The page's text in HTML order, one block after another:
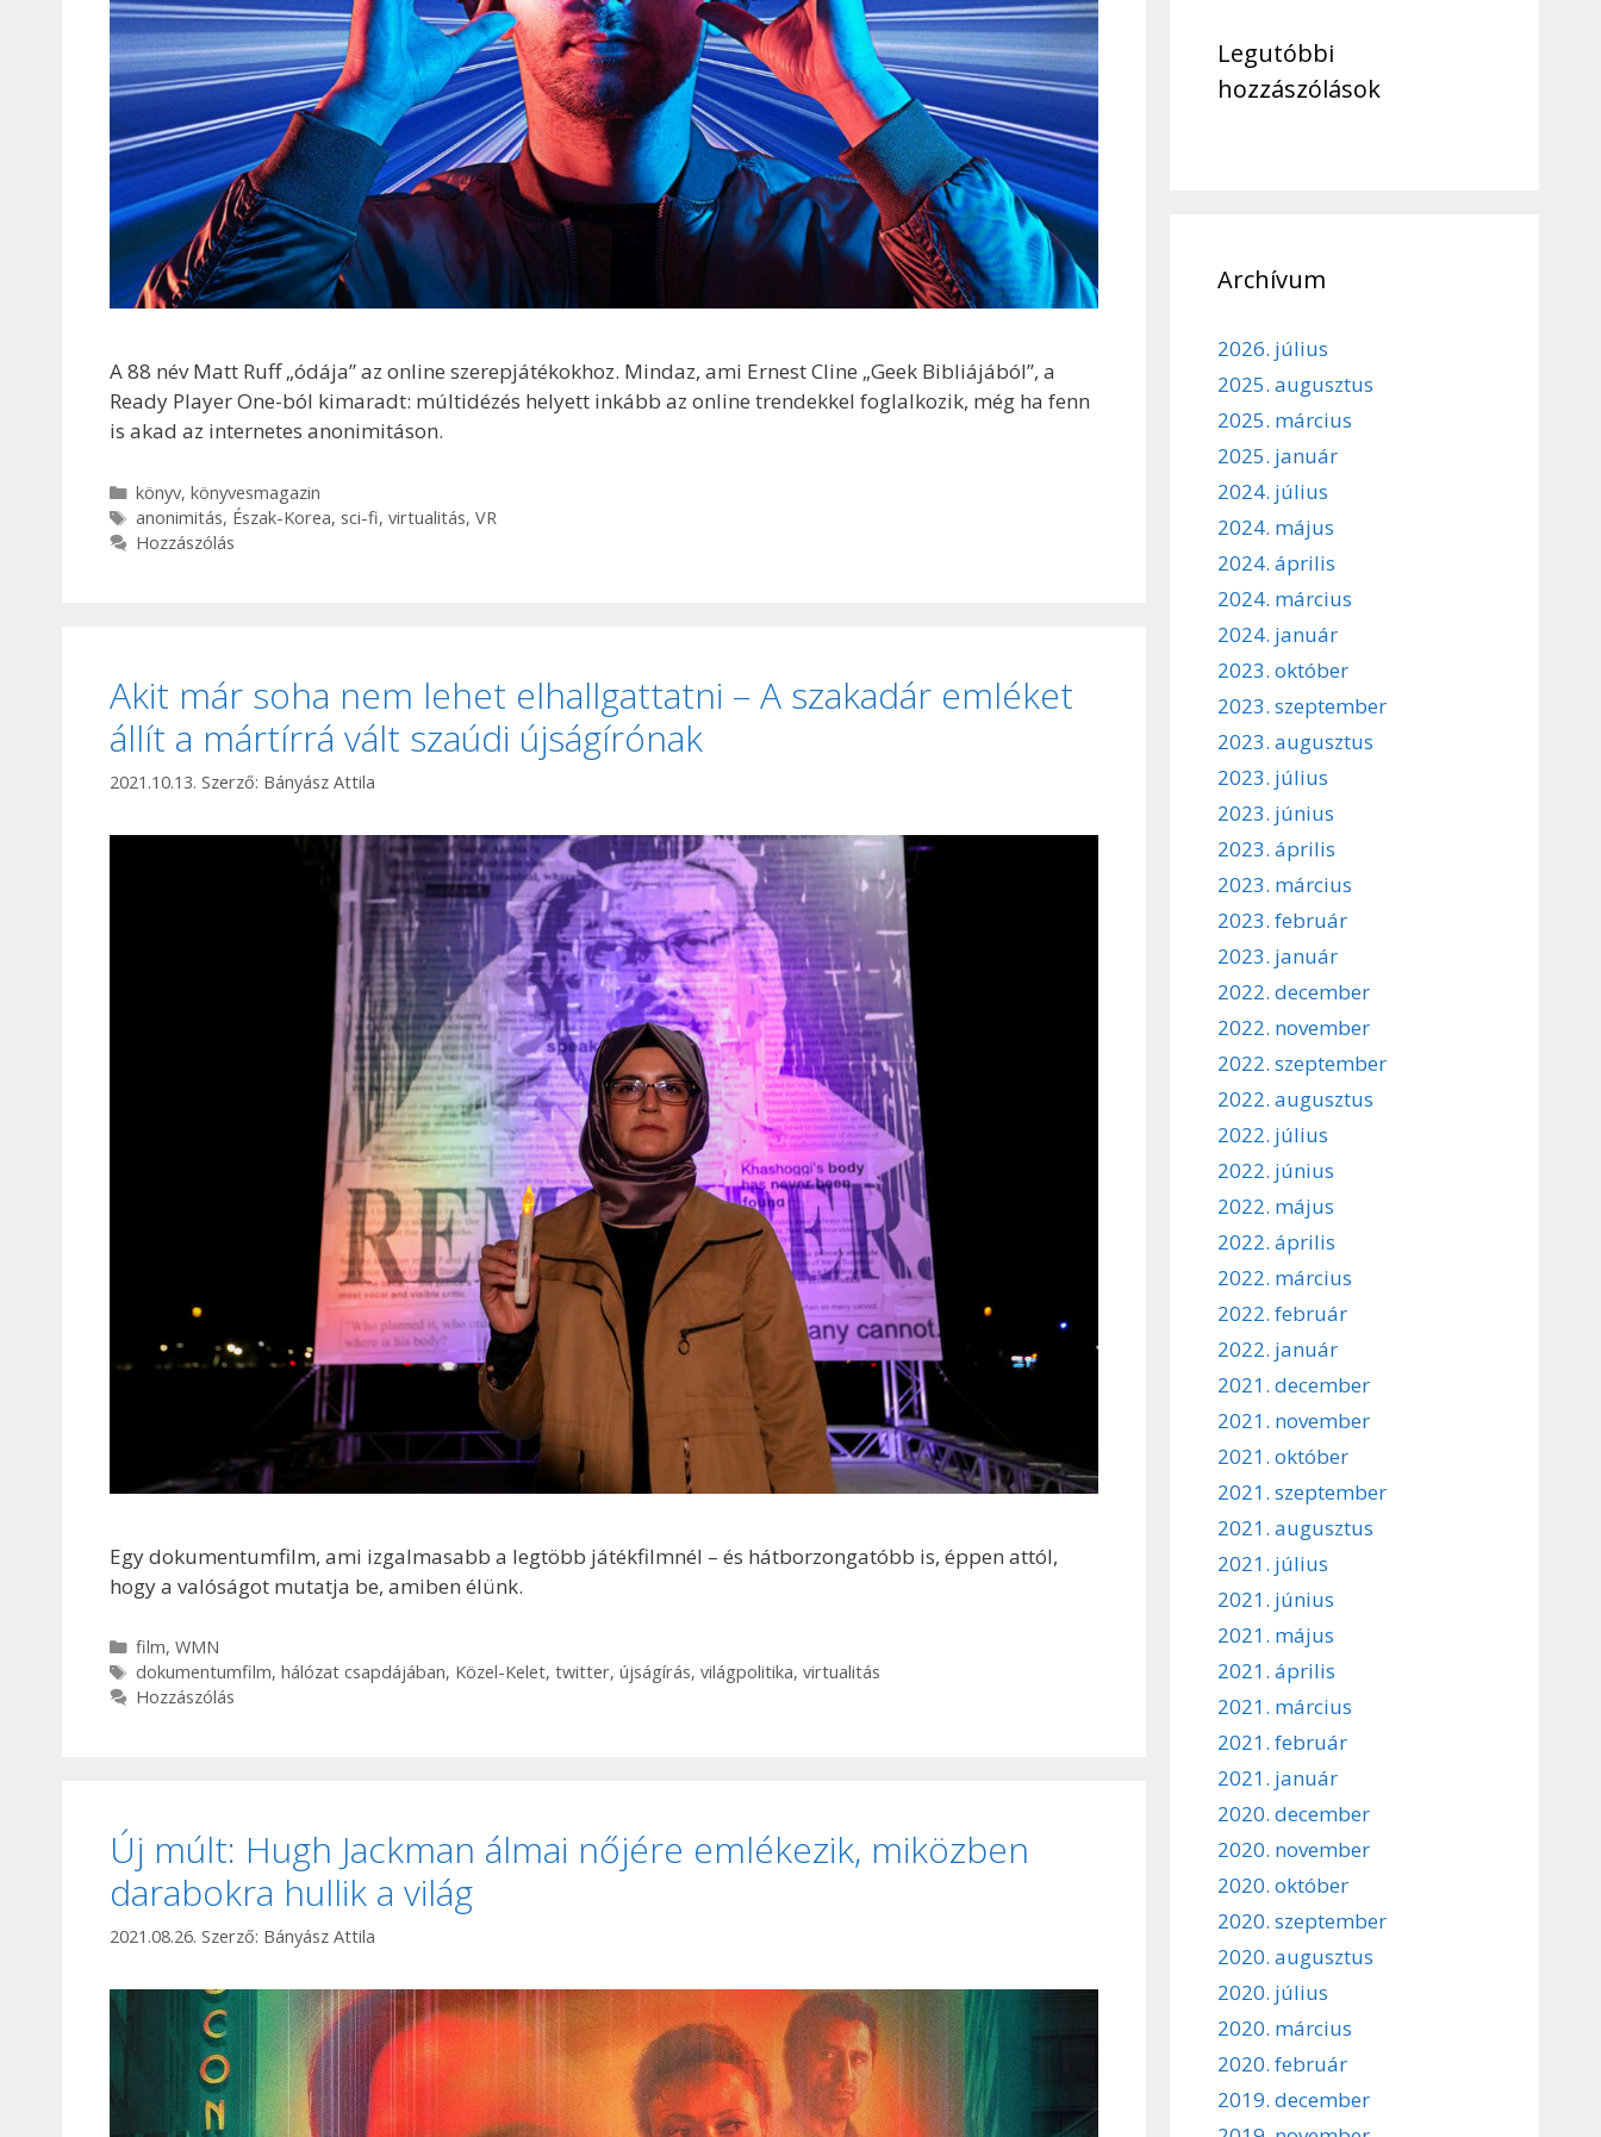
A 88 név Matt Ruff „ódája” az online szerepjátékokhoz. Mindaz, ami Ernest Cline „Geek Bibliájából”, a
Ready Player One-ból kimaradt: múltidézés helyett inkább az online trendekkel foglalkozik, még ha fenn
is akad az internetes anonimitáson.
Kategória
könyv, könyvesmagazin
Címkék
anonimitás, Észak-Korea, sci-fi, virtualitás, VR
Hozzászólás
Akit már soha nem lehet elhallgattatni – A szakadár emléket
állít a mártírrá vált szaúdi újságírónak
2021.10.13. Szerző: Bányász Attila
Egy dokumentumfilm, ami izgalmasabb a legtöbb játékfilmnél – és hátborzongatóbb is, éppen attól,
hogy a valóságot mutatja be, amiben élünk.
Kategória
film, WMN
Címkék
dokumentumfilm, hálózat csapdájában, Közel-Kelet, twitter, újságírás, világpolitika, virtualitás
Hozzászólás
Új múlt: Hugh Jackman álmai nőjére emlékezik, miközben
darabokra hullik a világ
2021.08.26. Szerző: Bányász Attila
Legutóbbi
hozzászólások
Archívum
2026. július
2025. augusztus
2025. március
2025. január
2024. július
2024. május
2024. április
2024. március
2024. január
2023. október
2023. szeptember
2023. augusztus
2023. július
2023. június
2023. április
2023. március
2023. február
2023. január
2022. december
2022. november
2022. szeptember
2022. augusztus
2022. július
2022. június
2022. május
2022. április
2022. március
2022. február
2022. január
2021. december
2021. november
2021. október
2021. szeptember
2021. augusztus
2021. július
2021. június
2021. május
2021. április
2021. március
2021. február
2021. január
2020. december
2020. november
2020. október
2020. szeptember
2020. augusztus
2020. július
2020. március
2020. február
2019. december